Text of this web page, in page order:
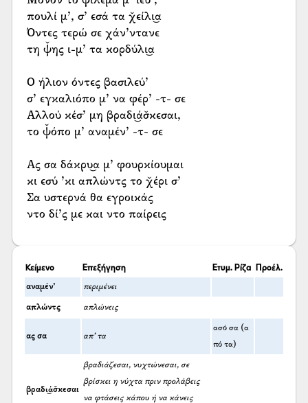
πουλί μ’, σ’ εσά τα χ̌είλι͜α
Όντες τερώ σε χάν’ντανε
τη ψ̌ης ι-μ’ τα κορδύλι͜α
Ο ήλιον όντες βασιλεύ’
σ’ εγκαλιόπο μ’ να φέρ’ -τ- σε
Αλλού κέσ’ μη βραδι͜άσ̌κεσαι,
το ψ̌όπο μ’ αναμέν’ -τ- σε
Ας σα δάκρυ͜α μ’ φουρκίουμαι
κι εσύ ’κι απλώντς το χ̌έρι σ’
Σα υστερνά θα εγροικάς
ντο δί’ς με και ντο παίρεις
Κείμενο Επεξήγηση Ετυμ. Ρίζα Προέλ.
αναμέν’ περιμένει
απλώντς απλώνεις
ας σα απ’ τα
ασό σα (α
πό τα)
βραδι͜άσ̌κεσαι
βραδιάζεσαι, νυχτώνεσαι, σε
βρίσκει η νύχτα πριν προλάβεις
να φτάσεις κάπου ή να κάνεις